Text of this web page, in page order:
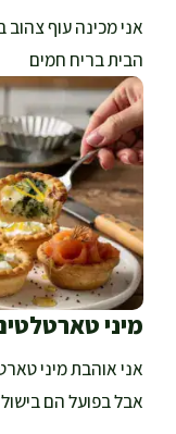
אני מכינה עוף
הבית בריח חמים
מיני
אני אוהבת מיני
אבל בפועל הם